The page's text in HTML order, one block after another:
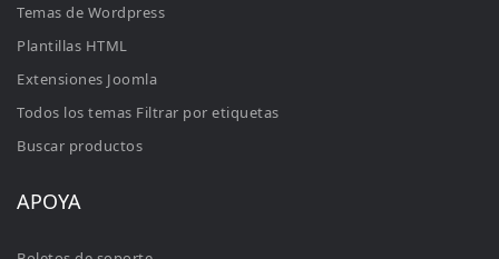
Temas de Wordpress
Plantillas HTML
Extensiones Joomla
Todos los temas Filtrar por etiquetas
Buscar productos
APOYA